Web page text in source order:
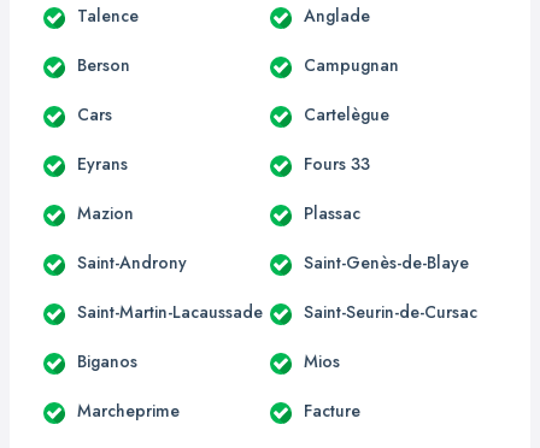
Talence Anglade
Berson Campugnan
Cars Cartelègue
Eyrans Fours 33
Mazion Plassac
Saint-Androny Saint-Genès-de-Blaye
Saint-Martin-Lacaussade Saint-Seurin-de-Cursac
Biganos Mios
Marcheprime Facture